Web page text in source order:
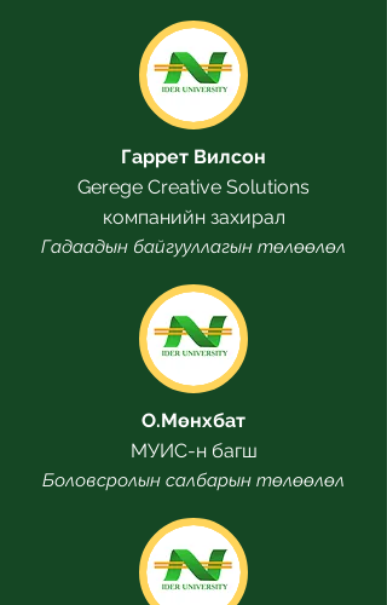
Гаррет Вилсон
Gerege Creative Solutions
компанийн захирал
Гадаадын байгууллагын төлөөлөл
О.Мөнхбат
МУИС-н багш
Боловсролын салбарын төлөөлөл